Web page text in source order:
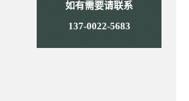
如有需要请联系
137-0022-5683